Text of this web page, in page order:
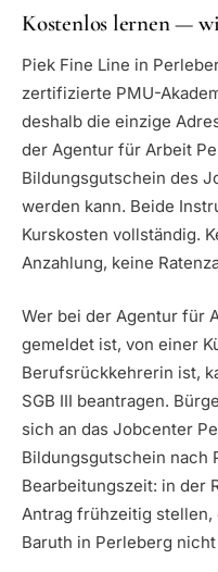
Kostenlos lernen —
Piek Fine Line in
zertifizierte PMU-
deshalb die einzige
der Agentur für Arbeit
Bildungsgutschein des
werden kann. Beide
Kurskosten vollständig.
Anzahlung, keine
Wer bei der Agentur für
gemeldet ist, von einer
Berufsrückkehrerin ist,
SGB III beantragen.
sich an das Jobcenter
Bildungsgutschein nach
Bearbeitungszeit: in der
Antrag frühzeitig
Baruth in Perleberg